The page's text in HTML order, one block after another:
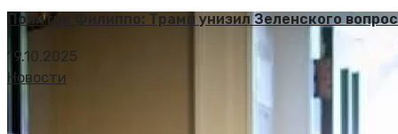
Политик Филиппо: Трамп унизил Зеленского
19.10.2025
Новости